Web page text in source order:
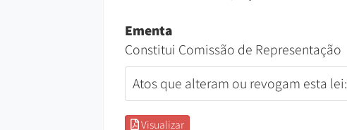
Ementa
Constitui Comissão de Representação
Atos que alteram ou revogam esta lei:
Visualizar